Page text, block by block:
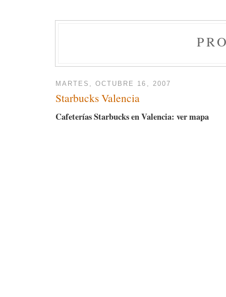
MARTES, OCTUBRE 16, 2007
Starbucks Valencia
Cafeterías Starbucks en Valencia: ver mapa